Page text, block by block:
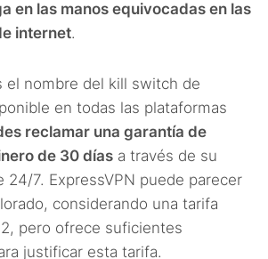
en las manos equivocadas en las
internet.
el nombre del kill switch de
en todas las plataformas
reclamar una garantía de
de 30 días a través de su
24/7. ExpressVPN puede parecer
considerando una tarifa
pero ofrece suficientes
justificar esta tarifa.